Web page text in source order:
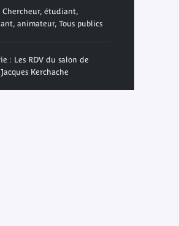
Chercheur, étudiant,
animateur, Tous publics
: Les RDV du salon de
Kerchache